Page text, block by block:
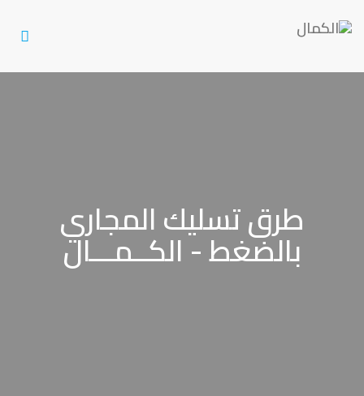
طرق تسليك المجاري
بالضغط - الكــمـــال